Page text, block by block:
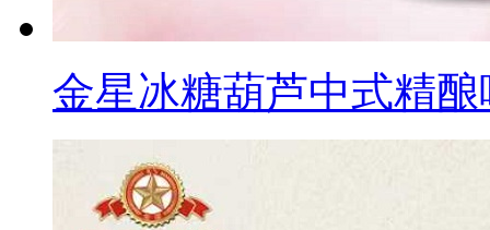
金星冰糖葫芦中式精酿